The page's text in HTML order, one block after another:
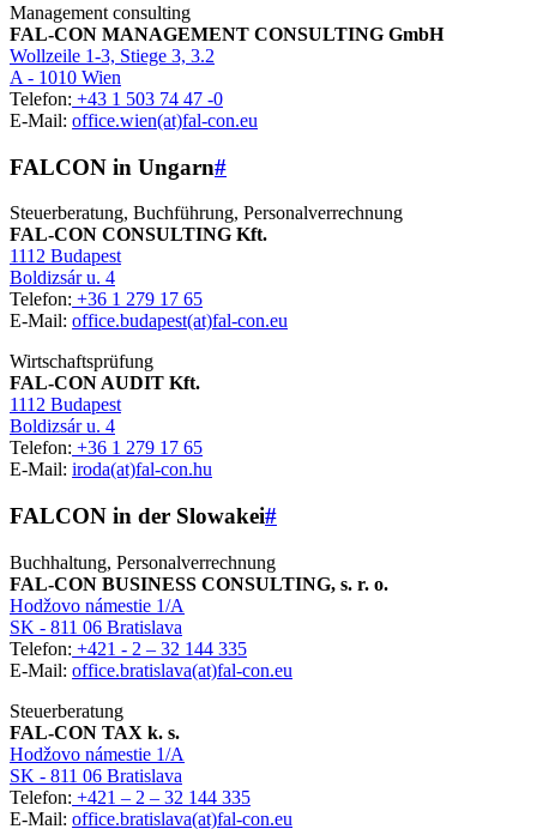
Management consulting
FAL-CON MANAGEMENT CONSULTING GmbH
Wollzeile 1-3, Stiege 3, 3.2
A - 1010 Wien
Telefon: +43 1 503 74 47 -0
E-Mail: office.wien(at)fal-con.eu
FALCON in Ungarn#
Steuerberatung, Buchführung, Personalverrechnung
FAL-CON CONSULTING Kft.
1112 Budapest
Boldizsár u. 4
Telefon: +36 1 279 17 65
E-Mail: office.budapest(at)fal-con.eu
Wirtschaftsprüfung
FAL-CON AUDIT Kft.
1112 Budapest
Boldizsár u. 4
Telefon: +36 1 279 17 65
E-Mail: iroda(at)fal-con.hu
FALCON in der Slowakei#
Buchhaltung, Personalverrechnung
FAL-CON BUSINESS CONSULTING, s. r. o.
Hodžovo námestie 1/A
SK - 811 06 Bratislava
Telefon: +421 - 2 – 32 144 335
E-Mail: office.bratislava(at)fal-con.eu
Steuerberatung
FAL-CON TAX k. s.
Hodžovo námestie 1/A
SK - 811 06 Bratislava
Telefon: +421 – 2 – 32 144 335
E-Mail: office.bratislava(at)fal-con.eu